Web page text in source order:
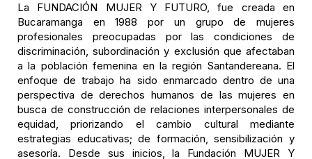
La FUNDACIÓN MUJER Y FUTURO, fue creada en
Bucaramanga en 1988 por un grupo de mujeres
profesionales preocupadas por las condiciones de
discriminación, subordinación y exclusión que afectaban
a la población femenina en la región Santandereana. El
enfoque de trabajo ha sido enmarcado dentro de una
perspectiva de derechos humanos de las mujeres en
busca de construcción de relaciones interpersonales de
equidad, priorizando el cambio cultural mediante
estrategias educativas; de formación, sensibilización y
asesoría. Desde sus inicios, la Fundación MUJER Y